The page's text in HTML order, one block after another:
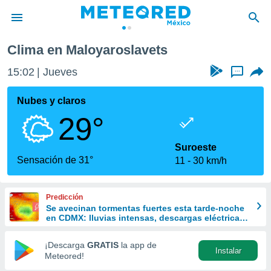
de
ha sido
calidad.
a este
las
y
forma
digital
basada
Clima en Maloyaroslavets
15:02 Jueves ...
Nubes y claros
29°
Sensación de 31°
Suroeste
11
30 km/h
Predicción
Se avecinan tormentas fuertes esta tarde-noche
en CDMX: lluvias intensas, descargas eléctricas
¡Descarga GRATIS la app de
Meteored!
Instalar